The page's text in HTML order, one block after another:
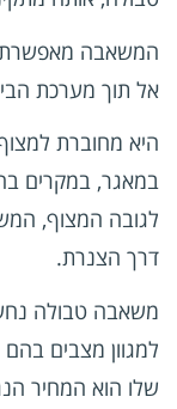
המשאבה מאפשרת
אל תוך מערכת
היא מחוברת
במאגר, במקרים
לגובה המצוף,
דרך הצנרת.
משאבה טבולה
למגוון מצבים
שלו הוא המחיר